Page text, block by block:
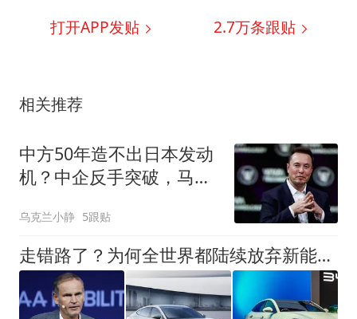
打开APP发贴 2.7万条跟贴
相关推荐
中方50年造不出日本发动
机？中企反手突破，马斯
乌克兰小静 5跟贴
走错路了？为何全世界都陆续放弃新能源车，中国却坚持大力发展